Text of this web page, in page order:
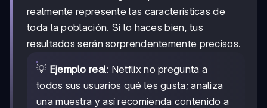
realmente represente las características de
toda la población. Si lo haces bien, tus
resultados serán sorprendentemente precisos.
💡 Ejemplo real: Netflix no pregunta a
todos sus usuarios qué les gusta; analiza
una muestra y así recomienda contenido a